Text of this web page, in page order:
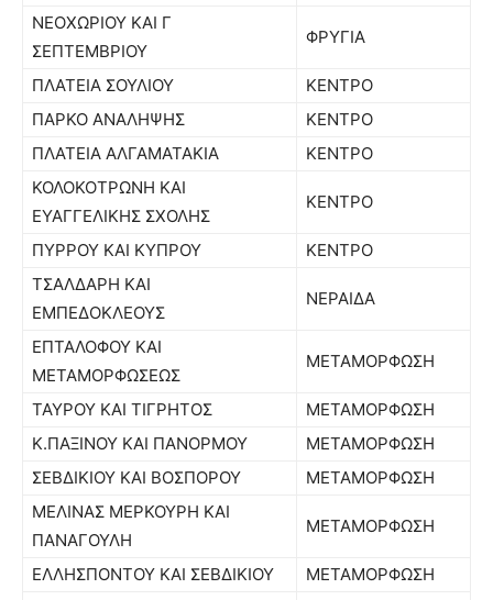
ΝΕΟΧΩΡΙΟΥ ΚΑΙ Γ
ΣΕΠΤΕΜΒΡΙΟΥ
ΦΡΥΓΙΑ
ΠΛΑΤΕΙΑ ΣΟΥΛΙΟΥ
ΚΕΝΤΡΟ
ΠΑΡΚΟ ΑΝΑΛΗΨΗΣ
ΚΕΝΤΡΟ
ΠΛΑΤΕΙΑ ΑΛΓΑΜΑΤΑΚΙΑ
ΚΕΝΤΡΟ
ΚΟΛΟΚΟΤΡΩΝΗ ΚΑΙ
ΕΥΑΓΓΕΛΙΚΗΣ ΣΧΟΛΗΣ
ΚΕΝΤΡΟ
ΠΥΡΡΟΥ ΚΑΙ ΚΥΠΡΟΥ
ΚΕΝΤΡΟ
ΤΣΑΛΔΑΡΗ ΚΑΙ
ΕΜΠΕΔΟΚΛΕΟΥΣ
ΝΕΡΑΙΔΑ
ΕΠΤΑΛΟΦΟΥ ΚΑΙ
ΜΕΤΑΜΟΡΦΩΣΕΩΣ
ΜΕΤΑΜΟΡΦΩΣΗ
ΤΑΥΡΟΥ ΚΑΙ ΤΙΓΡΗΤΟΣ
ΜΕΤΑΜΟΡΦΩΣΗ
Κ.ΠΑΞΙΝΟΥ ΚΑΙ ΠΑΝΟΡΜΟΥ
ΜΕΤΑΜΟΡΦΩΣΗ
ΣΕΒΔΙΚΙΟΥ ΚΑΙ ΒΟΣΠΟΡΟΥ
ΜΕΤΑΜΟΡΦΩΣΗ
ΜΕΛΙΝΑΣ ΜΕΡΚΟΥΡΗ ΚΑΙ
ΠΑΝΑΓΟΥΛΗ
ΜΕΤΑΜΟΡΦΩΣΗ
ΕΛΛΗΣΠΟΝΤΟΥ ΚΑΙ ΣΕΒΔΙΚΙΟΥ
ΜΕΤΑΜΟΡΦΩΣΗ